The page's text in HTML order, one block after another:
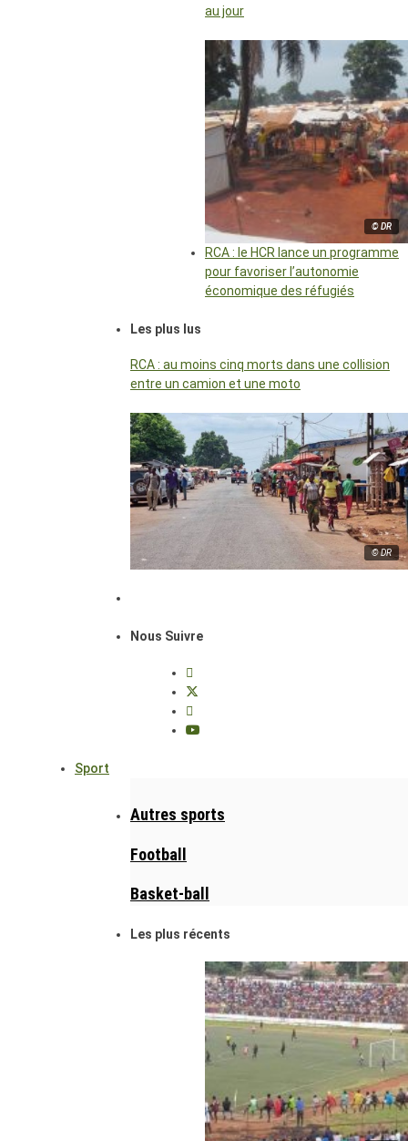
au jour
© DR
RCA : le HCR lance un programme
pour favoriser l’autonomie
économique des réfugiés
Les plus lus
RCA : au moins cinq morts dans une collision
entre un camion et une moto
© DR
Nous Suivre
Sport
Autres sports
Football
Basket-ball
Les plus récents